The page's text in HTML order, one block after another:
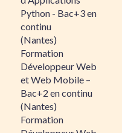
Python - Bac+3 en
continu
(Nantes)
Formation
Développeur Web
et Web Mobile –
Bac+2 en continu
(Nantes)
Formation